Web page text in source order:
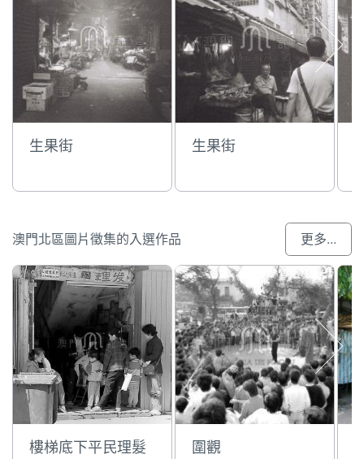
生果街 生果街
澳門北區圖片徵集的入選作品 更多...
樓梯底下平民理髮
圍觀